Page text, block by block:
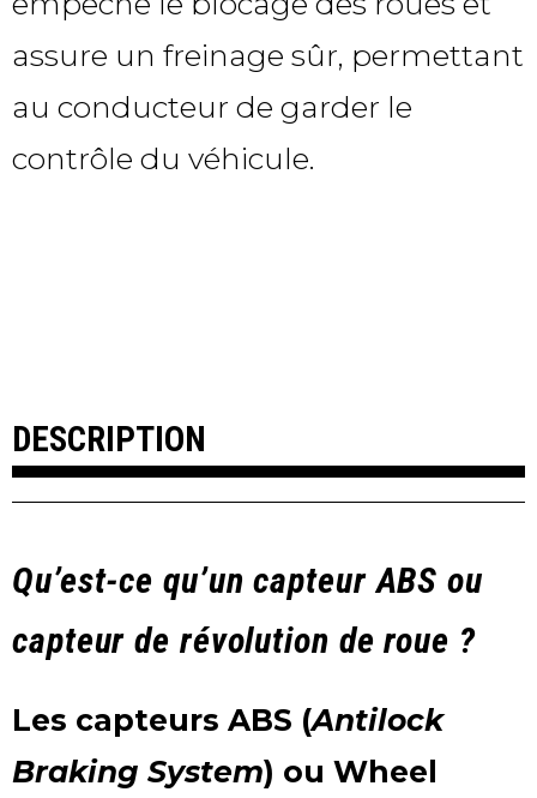
assure un freinage sûr, permettant
au conducteur de garder le
contrôle du véhicule.
DESCRIPTION
Qu’est-ce qu’un capteur ABS ou
capteur de révolution de roue ?
Les capteurs ABS (Antilock
Braking System) ou Wheel